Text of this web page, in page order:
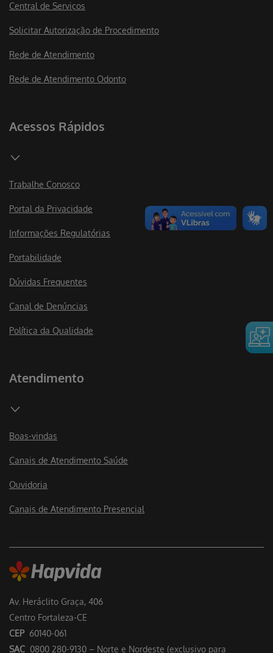
Av. Heráclito Graça, 406
Centro Fortaleza-CE
CEP 60140-061
SAC 0800 280-9130 – Norte e Nordeste (exclusivo para
Central de Serviços
Solicitar Autorização de Procedimento
Rede de Atendimento
Rede de Atendimento Odonto
Acessos Rápidos
Trabalhe Conosco
Portal da Privacidade
Informações Regulatórias
Portabilidade
Dúvidas Frequentes
Canal de Denúncias
Política da Qualidade
Atendimento
Boas-vindas
Canais de Atendimento Saúde
Ouvidoria
Canais de Atendimento Presencial